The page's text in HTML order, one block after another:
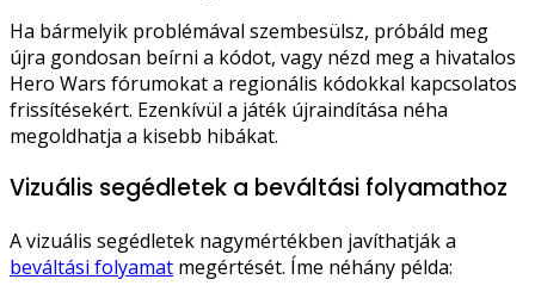
Ha bármelyik problémával szembesülsz, próbáld meg
újra gondosan beírni a kódot, vagy nézd meg a hivatalos
Hero Wars fórumokat a regionális kódokkal kapcsolatos
frissítésekért. Ezenkívül a játék újraindítása néha
megoldhatja a kisebb hibákat.
Vizuális segédletek a beváltási folyamathoz
A vizuális segédletek nagymértékben javíthatják a
beváltási folyamat megértését. Íme néhány példa: